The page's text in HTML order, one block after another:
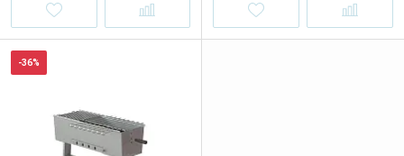
-36%